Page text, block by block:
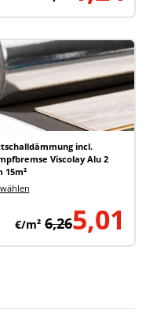
incl.
Viscolay Alu 2
15m²
5,01
€/m² 6,26